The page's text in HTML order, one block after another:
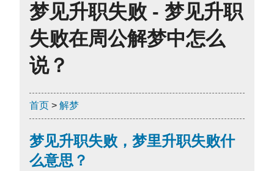
梦见升职失败 - 梦见升职
失败在周公解梦中怎么
说？
首页 > 解梦
梦见升职失败，梦里升职失败什
么意思？